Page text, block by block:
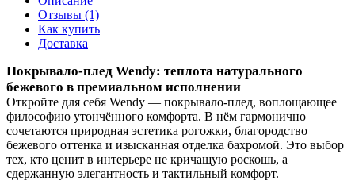
Отзывы (1)
Как купить
Доставка
Покрывало‑плед Wendy: теплота натурального
бежевого в премиальном исполнении
Откройте для себя Wendy — покрывало‑плед, воплощающее
философию утончённого комфорта. В нём гармонично
сочетаются природная эстетика рогожки, благородство
бежевого оттенка и изысканная отделка бахромой. Это выбор
тех, кто ценит в интерьере не кричащую роскошь, а
сдержанную элегантность и тактильный комфорт.